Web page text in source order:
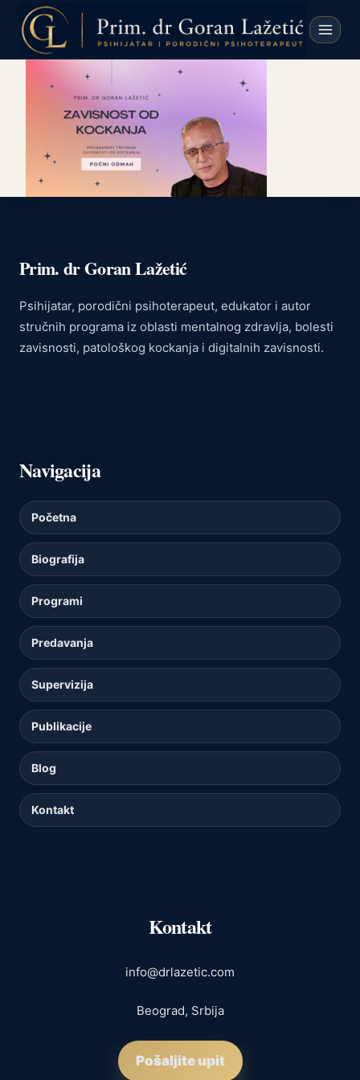
content
Prim. dr Goran Lažetić
Psihijatar, porodični psihoterapeut, edukator i autor
stručnih programa iz oblasti mentalnog zdravlja, bolesti
zavisnosti, patološkog kockanja i digitalnih zavisnosti.
Navigacija
Početna
Biografija
Programi
Predavanja
Supervizija
Publikacije
Blog
Kontakt
Kontakt
info@drlazetic.com
Beograd, Srbija
Pošaljite upit